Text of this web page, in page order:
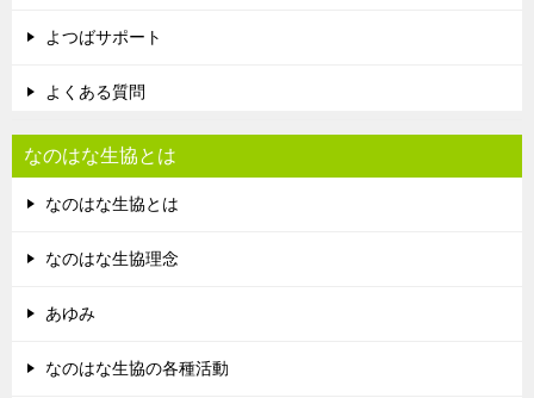
よつばサポート
よくある質問
なのはな生協とは
なのはな生協とは
なのはな生協理念
あゆみ
なのはな生協の各種活動